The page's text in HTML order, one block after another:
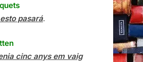
pasará.
cinc anys em vaig